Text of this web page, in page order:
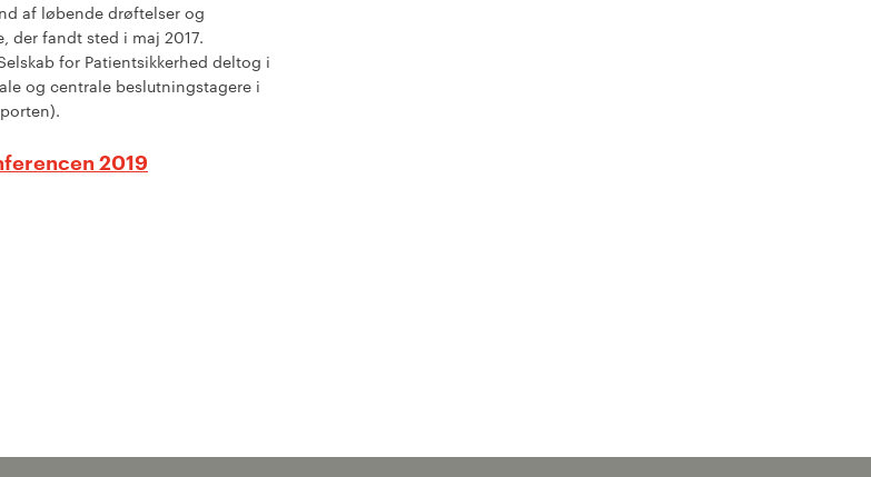
af løbende drøftelser og
der fandt sted i maj 2017.
for Patientsikkerhed deltog i
og centrale beslutningstagere i
2019